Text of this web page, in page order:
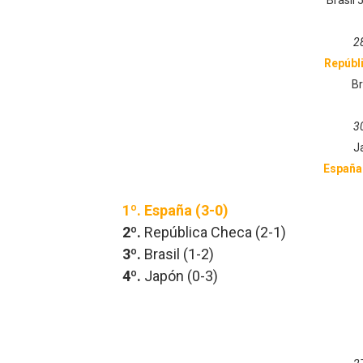
Mundial de piragüismo
Tour de Francia
Mundial de Fórmula 1
Campeonato de Europa
Tour de Francia femenino
España
1º. España (3-0)
2º. República Checa (2-1)
3º. Brasil (1-2)
4º. Japón (0-3)